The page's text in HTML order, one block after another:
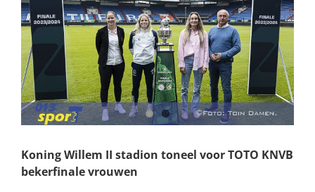
Koning Willem II stadion toneel voor TOTO KNVB
bekerfinale vrouwen